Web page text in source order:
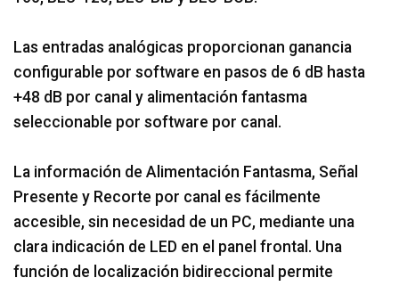
Las entradas analógicas proporcionan ganancia
configurable por software en pasos de 6 dB hasta
+48 dB por canal y alimentación fantasma
seleccionable por software por canal.
La información de Alimentación Fantasma, Señal
Presente y Recorte por canal es fácilmente
accesible, sin necesidad de un PC, mediante una
clara indicación de LED en el panel frontal. Una
función de localización bidireccional permite